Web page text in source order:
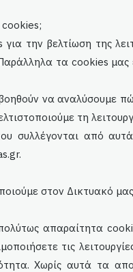
cookies;
την βελτίωση της
τα cookies
να αναλύσουμε
τη
συλλέγονται από
.gr.
στον Δικτυακό
απαραίτητα
τις
Χωρίς αυτά τα